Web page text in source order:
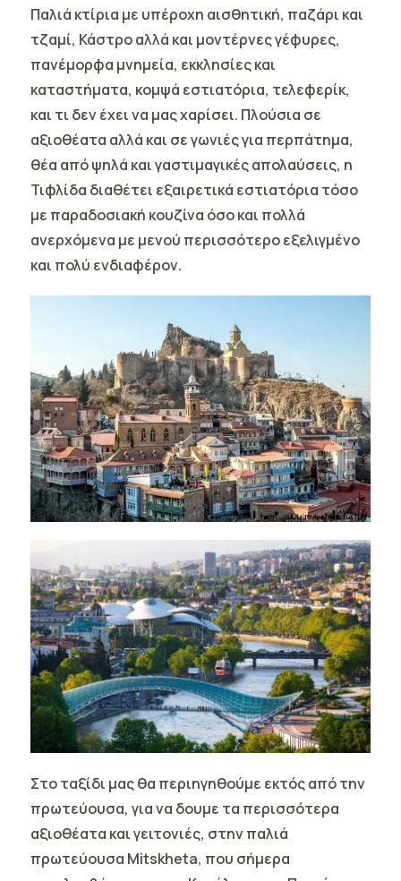
Παλιά κτίρια με υπέροχη αισθητική, παζάρι και
τζαμί, Κάστρο αλλά και μοντέρνες γέφυρες,
πανέμορφα μνημεία, εκκλησίες και
καταστήματα, κομψά εστιατόρια, τελεφερίκ,
και τι δεν έχει να μας χαρίσει. Πλούσια σε
αξιοθέατα αλλά και σε γωνιές για περπάτημα,
θέα από ψηλά και γαστιμαγικές απολαύσεις, η
Τιφλίδα διαθέτει εξαιρετικά εστιατόρια τόσο
με παραδοσιακή κουζίνα όσο και πολλά
ανερχόμενα με μενού περισσότερο εξελιγμένο
και πολύ ενδιαφέρον.
Στο ταξίδι μας θα περιηγηθούμε εκτός από την
πρωτεύουσα, για να δουμε τα περισσότερα
αξιοθέατα και γειτονιές, στην παλιά
πρωτεύουσα Mitskheta, που σήμερα